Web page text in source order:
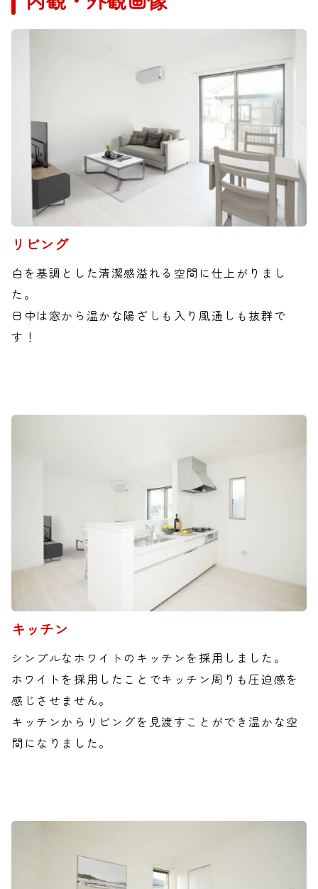
リビング
白を基調とした清潔感溢れる空間に仕上がりまし
た。
日中は窓から温かな陽ざしも入り風通しも抜群で
す！
キッチン
シンプルなホワイトのキッチンを採用しました。
ホワイトを採用したことでキッチン周りも圧迫感を
感じさせません。
キッチンからリビングを見渡すことができ温かな空
間になりました。